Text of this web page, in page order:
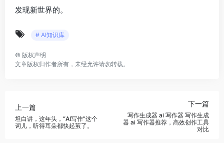
发现新世界的。
# AI知识库
© 版权声明
文章版权归作者所有，未经允许请勿转载。
上一篇
坦白讲，这年头，“AI写作”这个
词儿，听得耳朵都快起茧了。
下一篇
写作生成器 ai 写作器 写作生成
器 ai 写作器推荐，高效创作工具
对比